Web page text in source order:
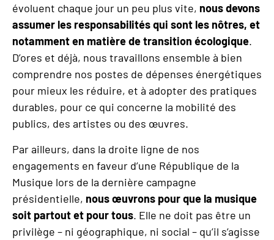
évoluent chaque jour un peu plus vite, nous devons
assumer les responsabilités qui sont les nôtres, et
notamment en matière de transition écologique.
D’ores et déjà, nous travaillons ensemble à bien
comprendre nos postes de dépenses énergétiques
pour mieux les réduire, et à adopter des pratiques
durables, pour ce qui concerne la mobilité des
publics, des artistes ou des œuvres.
Par ailleurs, dans la droite ligne de nos
engagements en faveur d’une République de la
Musique lors de la dernière campagne
présidentielle, nous œuvrons pour que la musique
soit partout et pour tous. Elle ne doit pas être un
privilège – ni géographique, ni social – qu’il s’agisse